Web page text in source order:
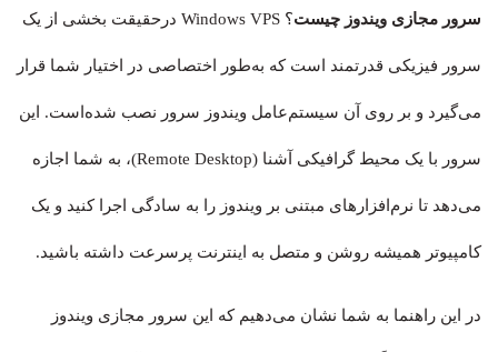
سرور مجازی ویندوز چیست ؟ Windows VPS درحقیقت بخشی از یک
سرور فیزیکی قدرتمند است که به‌طور اختصاصی در اختیار شما قرار
می‌گیرد و بر روی آن سیستم‌عامل ویندوز سرور نصب شده‌است. این
سرور با یک محیط گرافیکی آشنا (Remote Desktop)، به شما اجازه
می‌دهد تا نرم‌افزارهای مبتنی بر ویندوز را به سادگی اجرا کنید و یک
کامپیوتر همیشه روشن و متصل به اینترنت پرسرعت داشته باشید.
در این راهنما به شما نشان می‌دهیم که این سرور مجازی ویندوز